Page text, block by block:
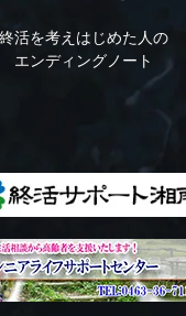
終活を考えはじめた人の
エンディングノート